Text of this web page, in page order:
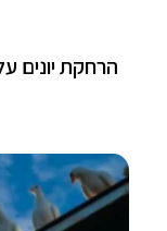
הרחקת יונים